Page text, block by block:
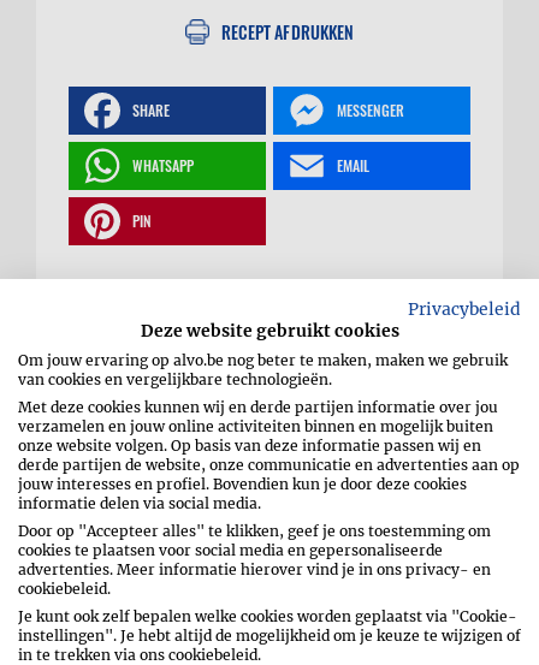
RECEPT AFDRUKKEN
SHARE MESSENGER
WHATSAPP EMAIL
PIN
Plaatpizza met tonijn,
olijven en rode ui
Verwarm de oven voor op 230 °C.
Privacybeleid
Deze website gebruikt cookies
Om jouw ervaring op alvo.be nog beter te maken, maken we gebruik
van cookies en vergelijkbare technologieën.
Met deze cookies kunnen wij en derde partijen informatie over jou
verzamelen en jouw online activiteiten binnen en mogelijk buiten
onze website volgen. Op basis van deze informatie passen wij en
derde partijen de website, onze communicatie en advertenties aan op
jouw interesses en profiel. Bovendien kun je door deze cookies
informatie delen via social media.
Door op "Accepteer alles" te klikken, geef je ons toestemming om
cookies te plaatsen voor social media en gepersonaliseerde
advertenties. Meer informatie hierover vind je in ons privacy- en
cookiebeleid.
Je kunt ook zelf bepalen welke cookies worden geplaatst via "Cookie-
instellingen". Je hebt altijd de mogelijkheid om je keuze te wijzigen of
in te trekken via ons cookiebeleid.